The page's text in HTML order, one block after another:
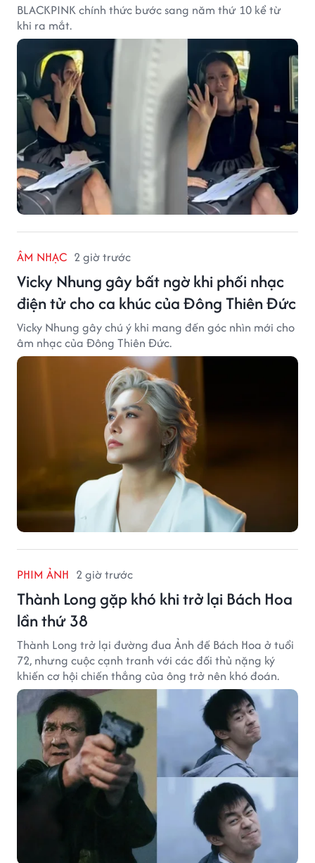
BLACKPINK chính thức bước sang năm thứ 10 kể từ
khi ra mắt.
ÂM NHẠC 2 giờ trước
Vicky Nhung gây bất ngờ khi phối nhạc
điện tử cho ca khúc của Đông Thiên Đức
Vicky Nhung gây chú ý khi mang đến góc nhìn mới cho
âm nhạc của Đông Thiên Đức.
PHIM ẢNH 2 giờ trước
Thành Long gặp khó khi trở lại Bách Hoa
lần thứ 38
Thành Long trở lại đường đua Ảnh đế Bách Hoa ở tuổi
72, nhưng cuộc cạnh tranh với các đối thủ nặng ký
khiến cơ hội chiến thắng của ông trở nên khó đoán.